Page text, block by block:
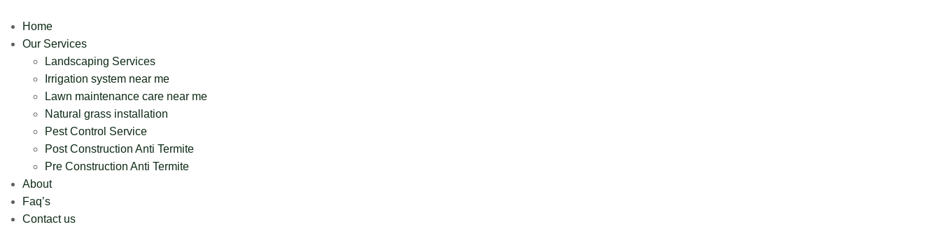
Home
Our Services
Landscaping Services
Irrigation system near me
Lawn maintenance care near me
Natural grass installation
Pest Control Service
Post Construction Anti Termite
Pre Construction Anti Termite
About
Faq’s
Contact us